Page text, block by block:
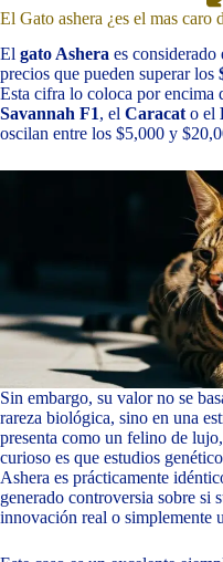
El Gato ashera ¿es el mas caro
El gato Ashera es considerado
precios que pueden superar los
Esta cifra lo coloca por encima
Savannah F1, el Caracat o el
oscilan entre los $5,000 y
Sin embargo, su valor no se
rareza biológica, sino en una
presenta como un felino de
curioso es que estudios
Ashera es prácticamente
generado controversia sobre si
innovación real o simplemente